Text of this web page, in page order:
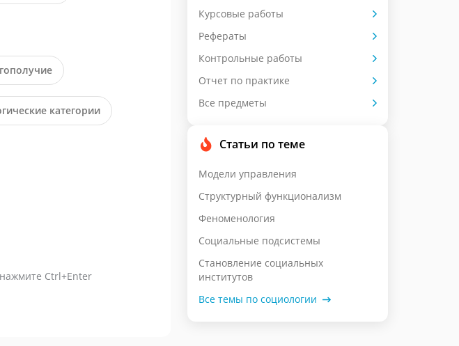
категории
Ctrl+Enter
Курсовые работы
Рефераты
Контрольные работы
Отчет по практике
Все предметы
Статьи по теме
Модели управления
Структурный функционализм
Феноменология
Социальные подсистемы
Становление социальных
институтов
Все темы по социологии